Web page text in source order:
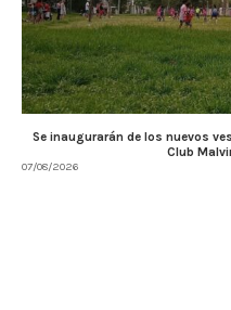
Se inaugurarán de los nuevos
Club
07/08/2026